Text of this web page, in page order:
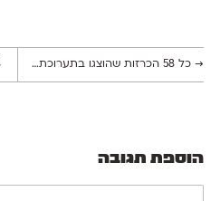
→כל 58 הכרזות שהוצגו בתערוכת החוצות ״גִ'יבְּרִישׁ״ ביפו־העתיקה
הוספת תגובה